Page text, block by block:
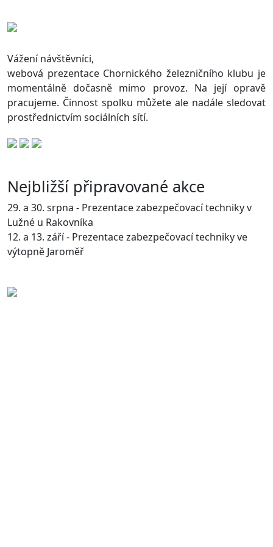
Vážení návštěvníci,
webová prezentace Chornického železničního klubu je
momentálně dočasně mimo provoz. Na její opravě
pracujeme. Činnost spolku můžete ale nadále sledovat
prostřednictvím sociálních sítí.
Nejbližší připravované akce
29. a 30. srpna - Prezentace zabezpečovací techniky v
Lužné u Rakovníka
12. a 13. září - Prezentace zabezpečovací techniky ve
výtopně Jaroměř